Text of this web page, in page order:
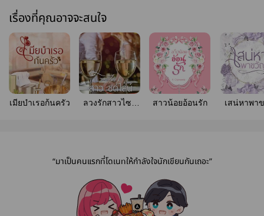
เรื่องที่คุณอาจจะสนใจ
เมียบำเรอก้นครัว
ลวงรักสาวไซด์
สาวน้อยอ้อนรัก เสน่หาพา
“มาเป็นคนแรกที่โดเนทให้กำลังใจนักเขียนกันเถอะ”